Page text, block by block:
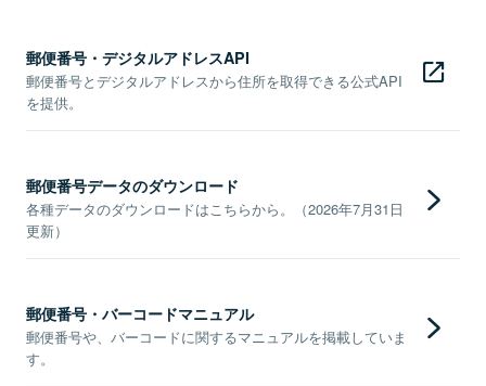
郵便番号・デジタルアドレスAPI
郵便番号とデジタルアドレスから住所を取得できる公式API
を提供。
郵便番号データのダウンロード
各種データのダウンロードはこちらから。（2026年7月31日
更新）
郵便番号・バーコードマニュアル
郵便番号や、バーコードに関するマニュアルを掲載していま
す。